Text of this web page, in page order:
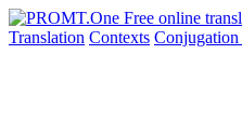
Translation Contexts Conjugation